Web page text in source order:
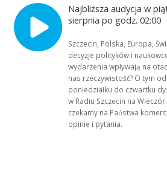
Najbliższa audycja w
sierpnia po godz. 02:00
Szczecin, Polska, Europa,
decyzje polityków i
wydarzenia wpływają na
nas rzeczywistość? O tym od
poniedziałku do czwartku
w Radiu Szczecin na
czekamy na Państwa
opinie i pytania.